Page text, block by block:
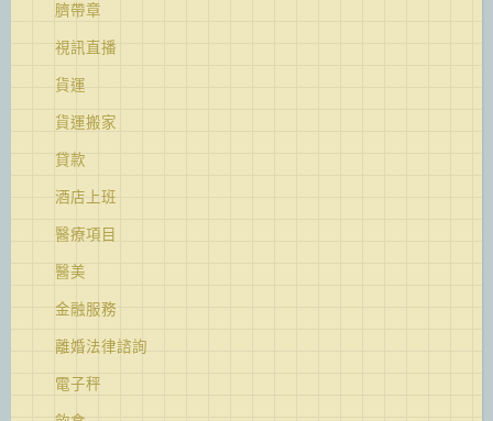
臍帶章
視訊直播
貨運
貨運搬家
貸款
酒店上班
醫療項目
醫美
金融服務
離婚法律諮詢
電子秤